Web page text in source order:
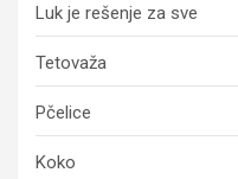
Luk je rešenje za sve
Tetovaža
Pčelice
Koko